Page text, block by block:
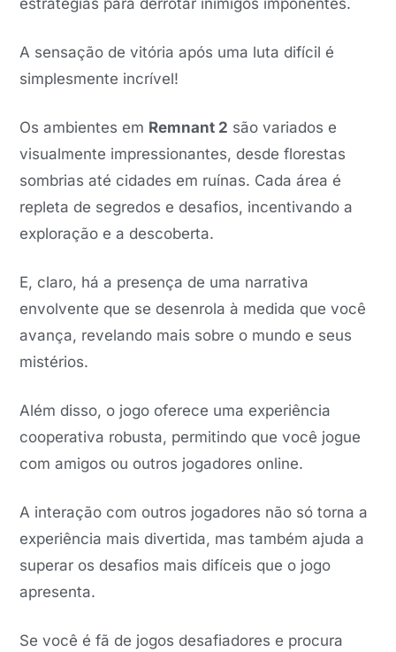
estratégias para derrotar inimigos imponentes.
A sensação de vitória após uma luta difícil é
simplesmente incrível!
Os ambientes em Remnant 2 são variados e
visualmente impressionantes, desde florestas
sombrias até cidades em ruínas. Cada área é
repleta de segredos e desafios, incentivando a
exploração e a descoberta.
E, claro, há a presença de uma narrativa
envolvente que se desenrola à medida que você
avança, revelando mais sobre o mundo e seus
mistérios.
Além disso, o jogo oferece uma experiência
cooperativa robusta, permitindo que você jogue
com amigos ou outros jogadores online.
A interação com outros jogadores não só torna a
experiência mais divertida, mas também ajuda a
superar os desafios mais difíceis que o jogo
apresenta.
Se você é fã de jogos desafiadores e procura